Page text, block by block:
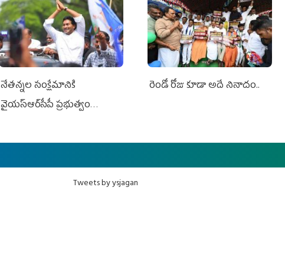
నేతన్నల సంక్షేమానికి
వైయ‌స్ఆర్‌సీపీ ప్రభుత్వం
రెండో రోజు కూడా అదే నినాదం..
Tweets by ysjagan